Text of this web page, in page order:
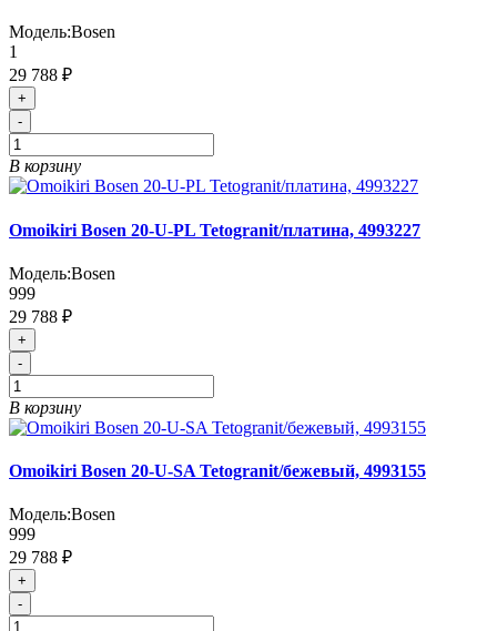
Модель:Bosen
1
29 788 ₽
+
-
В корзину
Omoikiri Bosen 20-U-PL Tetogranit/платина, 4993227
Модель:Bosen
999
29 788 ₽
+
-
В корзину
Omoikiri Bosen 20-U-SA Tetogranit/бежевый, 4993155
Модель:Bosen
999
29 788 ₽
+
-